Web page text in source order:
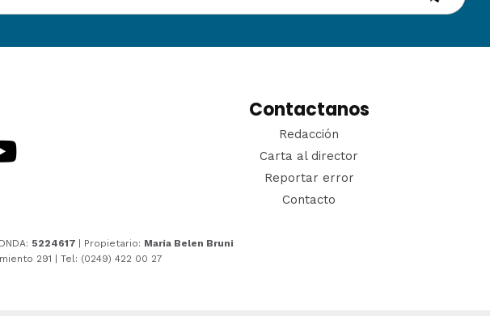
Contactanos
Redacción
Carta al director
Reportar error
Contacto
5224617 | Propietario: María Belen Bruni
291 | Tel: (0249) 422 00 27